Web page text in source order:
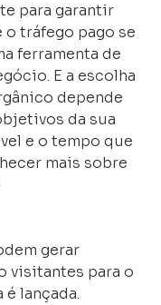
para garantir
o tráfego pago se
ferramenta de
E a escolha
depende
da sua
e o tempo que
mais sobre
gerar
visitantes para o
lançada.